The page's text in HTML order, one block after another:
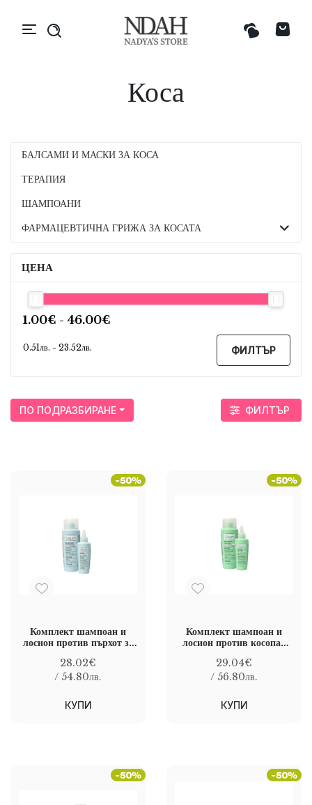
Коса
БАЛСАМИ И МАСКИ ЗА КОСА
ТЕРАПИЯ
ШАМПОАНИ
ФАРМАЦЕВТИЧНА ГРИЖА ЗА КОСАТА
ЦЕНА
ФИЛТЪР
ПО ПОДРАЗБИРАНЕ ФИЛТЪР
Комплект шампоан и
лосион против пърхот за
Cosmetici Anti
dandruff kit
28.02€
/ 54.80лв.
КУПИ
Комплект шампоан и
лосион против косопад
Anti-hair loss kit
29.04€
/ 56.80лв.
КУПИ